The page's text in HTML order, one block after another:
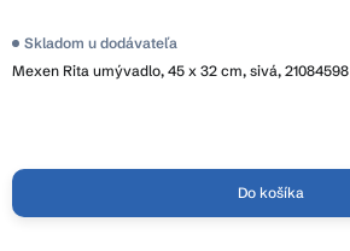
Mexen Rita umývadlo, 45 x 32 cm, sivá, 21084598
Priemerné
produktu
Skladom u dodávateľa
Do košíka